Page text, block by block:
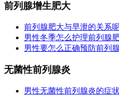
前列腺增生肥大
前列腺肥大与早泄的关系
男性冬季怎么护理前列腺
男性要怎么正确预防前列
无菌性前列腺炎
男性无菌性前列腺炎的症